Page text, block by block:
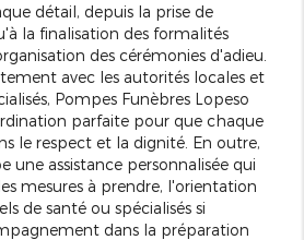
détail, depuis la prise de
la finalisation des formalités
des cérémonies d'adieu.
avec les autorités locales et
Pompes Funèbres Lopeso
parfaite pour que chaque
le respect et la dignité. En outre,
une assistance personnalisée qui
mesures à prendre, l'orientation
de santé ou spécialisés si
dans la préparation